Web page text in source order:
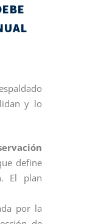
y lo
define
El plan
por la